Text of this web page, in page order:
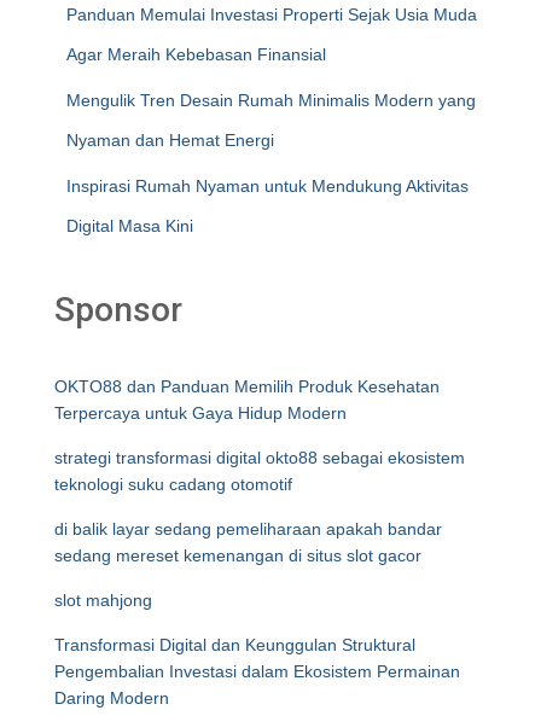
Panduan Memulai Investasi Properti Sejak Usia Muda
Agar Meraih Kebebasan Finansial
Mengulik Tren Desain Rumah Minimalis Modern yang
Nyaman dan Hemat Energi
Inspirasi Rumah Nyaman untuk Mendukung Aktivitas
Digital Masa Kini
Sponsor
OKTO88 dan Panduan Memilih Produk Kesehatan
Terpercaya untuk Gaya Hidup Modern
strategi transformasi digital okto88 sebagai ekosistem
teknologi suku cadang otomotif
di balik layar sedang pemeliharaan apakah bandar
sedang mereset kemenangan di situs slot gacor
slot mahjong
Transformasi Digital dan Keunggulan Struktural
Pengembalian Investasi dalam Ekosistem Permainan
Daring Modern